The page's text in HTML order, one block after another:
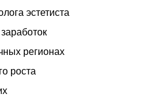
эстетиста
регионах
роста